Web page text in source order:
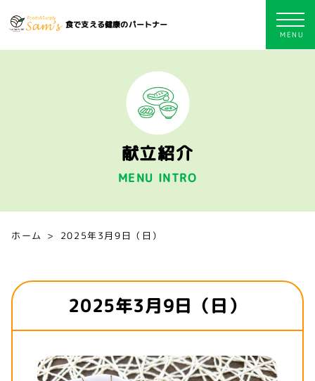
食で支える健康のパートナー
献立紹介
MENU INTRO
ホーム 2025年3月9日（日）
2025年3月9日（日）